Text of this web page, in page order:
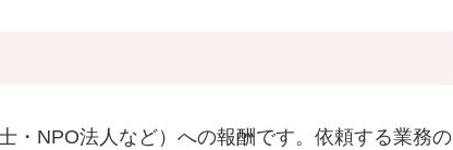
・NPO法人など）への報酬です。依頼する業務の